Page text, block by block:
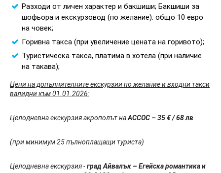
Разходи от личен характер и бакшиши; Бакшиши за
шофьора и екскурзовод (по желание): общо 10 евро
на човек;
Горивна такса (при увеличение цената на горивото);
Туристическа такса, платима в хотела (при наличие
на такава);
Цени на допълнителните екскурзии по желание и входни такси
валидни към 01.01.2026:
Целодневна екскурзия акрополът наАССОС – 35 € / 68 лв
(при минимум 25 пълноплащащи туриста)
Целодневна екскурзия -град Айвалък – Егейска романтика и